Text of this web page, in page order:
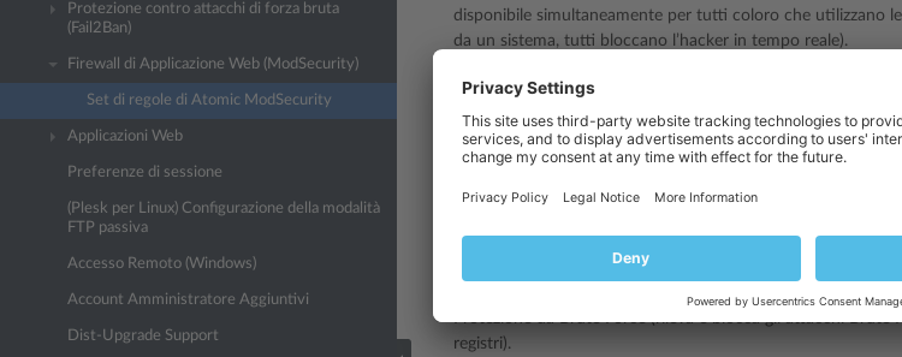
Protezione contro attacchi di forza bruta
(Fail2Ban)
Firewall di Applicazione Web (ModSecurity)
Set di regole di Atomic ModSecurity
Applicazioni Web
Preferenze di sessione
(Plesk per Linux) Configurazione della modalità
FTP passiva
Accesso Remoto (Windows)
Account Amministratore Aggiuntivi
Dist-Upgrade Support
disponibile simultaneamente per tutti coloro che utilizzano
da un sistema, tutti bloccano l’hacker in tempo reale).
Inserimento automatico dei motori di ricerca nella lista
vengono rilevati automaticamente e inseriti nella lista
della classificazione delle pagine dei siti).
Protezione dai bot dannosi.
Rimozione automatica del codice nocivo dai siti web (se
nocivo dal sito in tempo reale, senza toccare il codice nel
allo stesso tempo, rimuove dai siti qualsiasi elemento
compromesso ed eliminare gli effetti delle applicazioni web
Regole di protezione avanzata per iniezione SQL, XSS, CSRF,
Protezione avanzata per WordPress, Joomla, Drupal,
Protezione da Brute Force (rileva e blocca gli attacchi
registri).